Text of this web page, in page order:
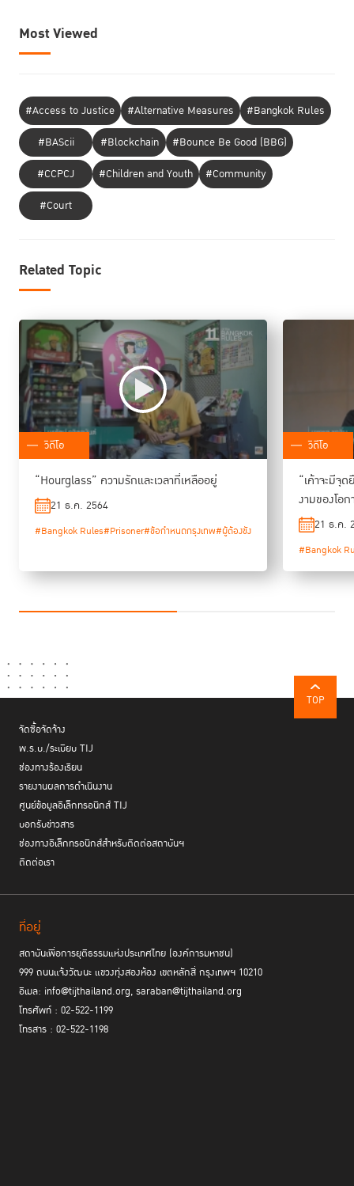
Most Viewed
#Access to Justice #Alternative Measures
#Bangkok Rules
#BAScii
#Blockchain
#Bounce Be Good (BBG)
#CCPCJ
#Children and Youth
#Community
#Court
Related Topic
วิดีโอ
“Hourglass” ความรักและเวลาที่เหลืออยู่
21 ธ.ค. 2564
#Bangkok Rules#Prisoner#ข้อกำหนดกรุงเทพ#ผู้ต้องขัง
วิดีโอ
“เค้าจะมีจุ
งามของโอ
21 ธ.ค.
#Bangkok
TOP
จัดซื้อจัดจ้าง
พ.ร.บ./ระเบียบ TIJ
ช่องทางร้องเรียน
รายงานผลการดำเนินงาน
ศูนย์ข้อมูลอิเล็กทรอนิกส์ TIJ
บอกรับข่าวสาร
ช่องทางอิเล็กทรอนิกส์สำหรับติดต่อสถาบันฯ
ติดต่อเรา
ที่อยู่
สถาบันเพื่อการยุติธรรมแห่งประเทศไทย (องค์การมหาชน)
999 ถนนแจ้งวัฒนะ แขวงทุ่งสองห้อง เขตหลักสี่ กรุงเทพฯ 10210
อีเมล: info@tijthailand.org, saraban@tijthailand.org
โทรศัพท์ : 02-522-1199
โทรสาร : 02-522-1198